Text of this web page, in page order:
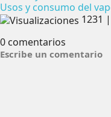
Usos y consumo del
1231 |
0 comentarios
Escribe un comentario